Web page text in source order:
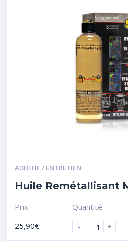
ADDITIF / ENTRETIEN
Huile Remétallisant
Prix
25,90€
Quantité
-
+